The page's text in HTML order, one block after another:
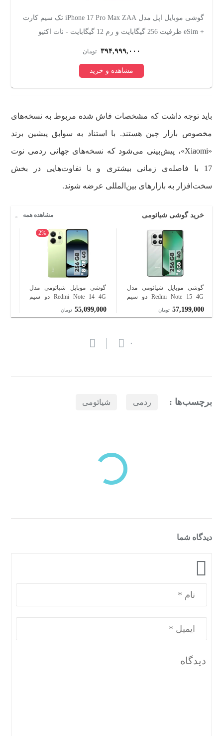
گوشی موبایل اپل مدل iPhone 17 Pro Max ZAA تک سیم کارت
+ eSim ظرفیت 256 گیگابایت و رم 12 گیگابایت - نات اکتیو
۳۹۴,۹۹۹,۰۰۰ تومان
مشاهده و خرید
باید توجه داشت که مشخصات فاش شده مربوط به نسخه‌های
مخصوص بازار چین هستند. با استناد به سوابق پیشین برند
«Xiaomi»، پیش‌بینی می‌شود که نسخه‌های جهانی ردمی نوت
17 با فاصله‌ی زمانی بیشتری و با تفاوت‌هایی در بخش
سخت‌افزار به بازارهای بین‌المللی عرضه شوند.
خرید گوشی شیائومی مشاهده همه
گوشی موبایل شیائومی مدل
Redmi Note 15 4G دو سیم
57,199,000 تومان
2%
گوشی موبایل شیائومی مدل
Redmi Note 14 4G دو سیم
55,099,000 تومان
۰
برچسب‌ها : ردمی شیائومی
دسته‌بندی‌های منتخب برای شما
دیدگاه شما